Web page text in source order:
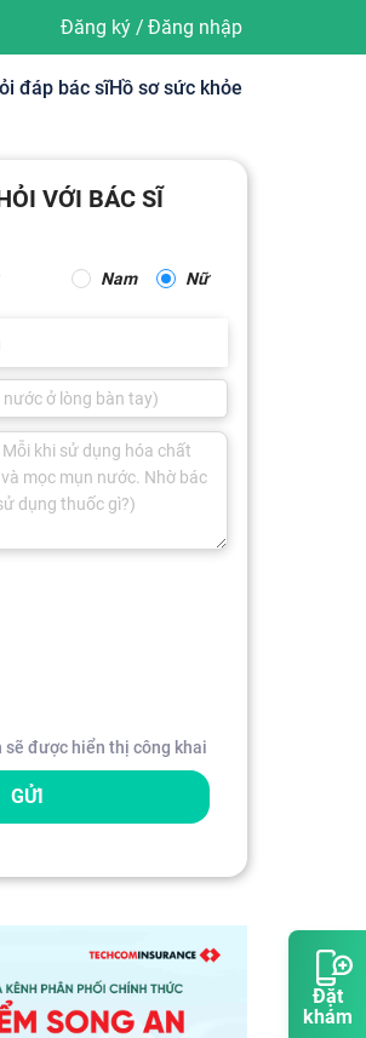
Đặt
khám
Đăng ký/ Đăng nhập
đáp bác sĩHồ sơ sức khỏe
VỚI BÁC SĨ
Nam Nữ
sẽ được hiển thị công khai
GỬI